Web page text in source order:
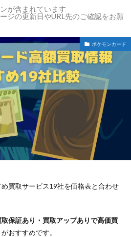
が含まれています
ジの更新日やURL先のご確認をお願
ポケモンカード
買取サービス19社を価格表と合わせ
取保証あり・買取アップありで高価買
がおすすめです。